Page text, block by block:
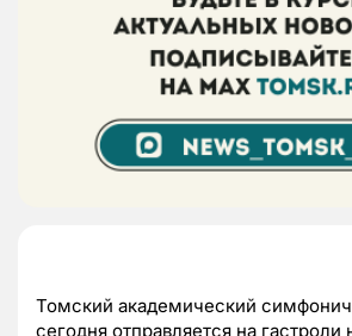
Томский академический
сегодня отправляется на гастроли